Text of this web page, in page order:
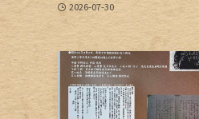
2026-07-30